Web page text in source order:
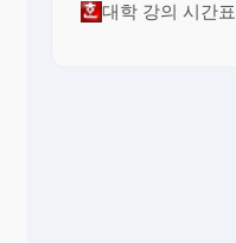
대학 강의 시간표